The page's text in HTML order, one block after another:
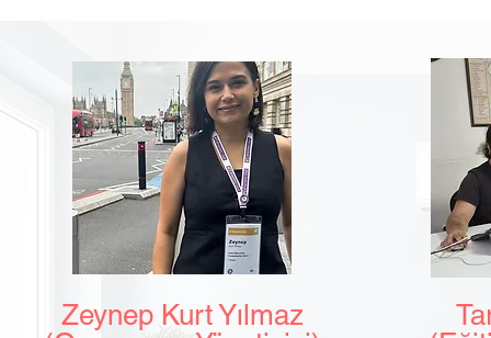
Zeynep Kurt Yılmaz